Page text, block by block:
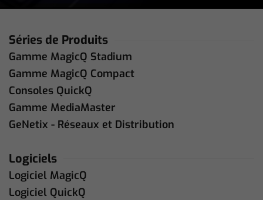
Séries de Produits
Gamme MagicQ Stadium
Gamme MagicQ Compact
Consoles QuickQ
Gamme MediaMaster
GeNetix - Réseaux et Distribution
Logiciels
Logiciel MagicQ
Logiciel QuickQ